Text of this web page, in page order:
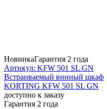
НовинкаГарантия 2 года
Артикул: KFW 501 SL GN
Встраиваемый винный шкаф
KORTING KFW 501 SL GN
доступно к заказу
Гарантия 2 года